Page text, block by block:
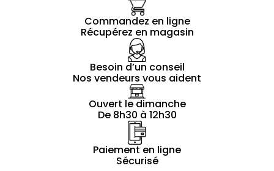
Commandez en ligne
Récupérez en magasin
Besoin d’un conseil
Nos vendeurs vous aident
Ouvert le dimanche
De 8h30 à 12h30
Paiement en ligne
Sécurisé